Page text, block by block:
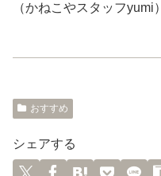
（かねこやスタッフyumi）
おすすめ
シェアする